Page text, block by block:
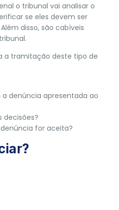
o tribunal vai analisar o
se eles devem ser
disso, são cabíveis
a tramitação deste tipo de
denúncia apresentada ao
decisões?
for aceita?